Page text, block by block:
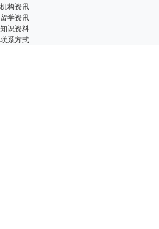
机构资讯
留学资讯
知识资料
联系方式